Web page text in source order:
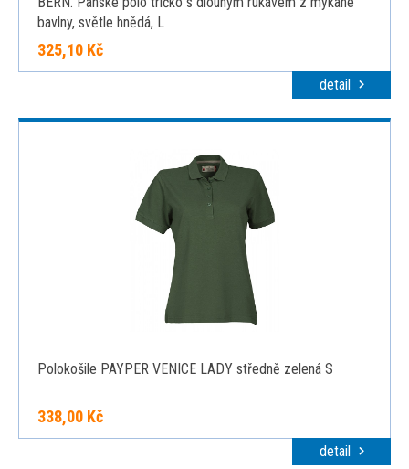
bavlny, světle hnědá, L
325,10 Kč
detail
Polokošile PAYPER VENICE LADY středně zelená S
338,00 Kč
detail